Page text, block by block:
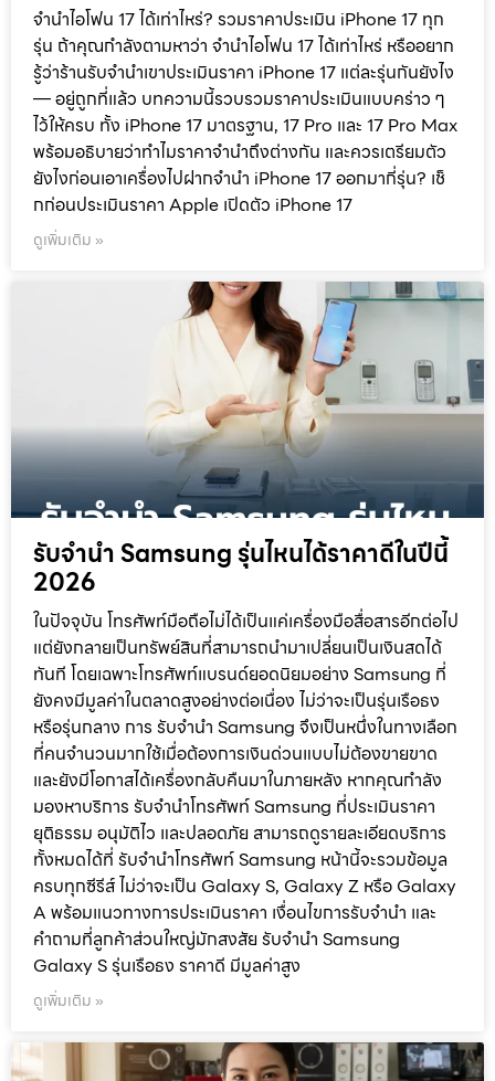
จำนำไอโฟน 17 ได้เท่าไหร่? รวมราคาประเมิน iPhone 17 ทุก
รุ่น ถ้าคุณกำลังตามหาว่า จำนำไอโฟน 17 ได้เท่าไหร่ หรืออยาก
รู้ว่าร้านรับจำนำเขาประเมินราคา iPhone 17 แต่ละรุ่นกันยังไง
— อยู่ถูกที่แล้ว บทความนี้รวบรวมราคาประเมินแบบคร่าว ๆ
ไว้ให้ครบ ทั้ง iPhone 17 มาตรฐาน, 17 Pro และ 17 Pro Max
พร้อมอธิบายว่าทำไมราคาจำนำถึงต่างกัน และควรเตรียมตัว
ยังไงก่อนเอาเครื่องไปฝากจำนำ iPhone 17 ออกมากี่รุ่น? เช็
กก่อนประเมินราคา Apple เปิดตัว iPhone 17
ดูเพิ่มเติม »
รับจำนำ Samsung รุ่นไหนได้ราคาดีในปีนี้
2026
ในปัจจุบัน โทรศัพท์มือถือไม่ได้เป็นแค่เครื่องมือสื่อสารอีกต่อไป
แต่ยังกลายเป็นทรัพย์สินที่สามารถนำมาเปลี่ยนเป็นเงินสดได้
ทันที โดยเฉพาะโทรศัพท์แบรนด์ยอดนิยมอย่าง Samsung ที่
ยังคงมีมูลค่าในตลาดสูงอย่างต่อเนื่อง ไม่ว่าจะเป็นรุ่นเรือธง
หรือรุ่นกลาง การ รับจำนำ Samsung จึงเป็นหนึ่งในทางเลือก
ที่คนจำนวนมากใช้เมื่อต้องการเงินด่วนแบบไม่ต้องขายขาด
และยังมีโอกาสได้เครื่องกลับคืนมาในภายหลัง หากคุณกำลัง
มองหาบริการ รับจำนำโทรศัพท์ Samsung ที่ประเมินราคา
ยุติธรรม อนุมัติไว และปลอดภัย สามารถดูรายละเอียดบริการ
ทั้งหมดได้ที่ รับจำนำโทรศัพท์ Samsung หน้านี้จะรวมข้อมูล
ครบทุกซีรีส์ ไม่ว่าจะเป็น Galaxy S, Galaxy Z หรือ Galaxy
A พร้อมแนวทางการประเมินราคา เงื่อนไขการรับจำนำ และ
คำถามที่ลูกค้าส่วนใหญ่มักสงสัย รับจำนำ Samsung
Galaxy S รุ่นเรือธง ราคาดี มีมูลค่าสูง
ดูเพิ่มเติม »